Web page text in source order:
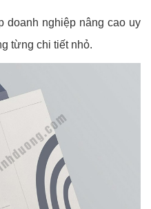
doanh nghiệp nâng cao uy
từng chi tiết nhỏ.